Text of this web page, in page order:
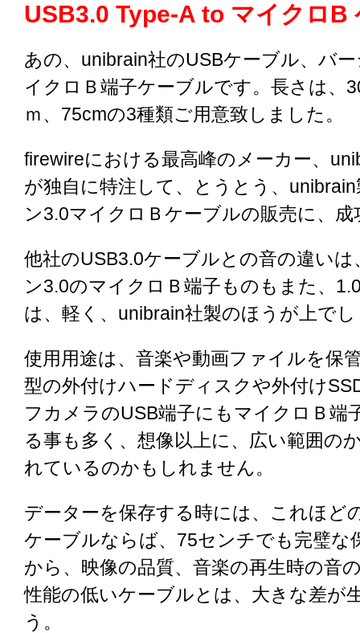
USB3.0 Type-A to マイクロB
あの、unibrain社のUSBケーブル、バ
イクロＢ端子ケーブルです。長さは、
ｍ、75cmの3種類ご用意致しました。
firewireにおける最高峰のメーカー、
が独自に特注して、とうとう、
ン3.0マイクロＢケーブルの販売に、
他社のUSB3.0ケーブルとの音の違い
ン3.0のマイクロＢ端子ものもまた、
は、軽く、unibrain社製のほうが上で
使用用途は、音楽や動画ファイルを保
型の外付けハードディスクや外付け
フカメラのUSB端子にもマイクロＢ端
る事も多く、想像以上に、広い範囲の
れているのかもしれません。
データーを保存する時には、これほど
ケーブルならば、75センチでも完璧な
から、映像の品質、音楽の再生時の音
性能の低いケーブルとは、大きな差が
う。